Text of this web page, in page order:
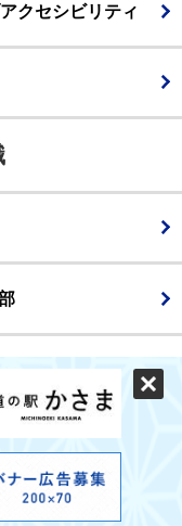
クセシビリティ
パソコン版